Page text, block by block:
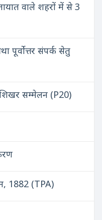
वाले शहरों में से 3
पूर्वोत्तर संपर्क सेतु
सम्मेलन (P20)
1882 (TPA)